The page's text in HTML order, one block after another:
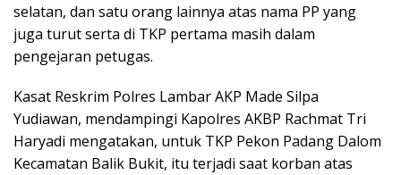
selatan, dan satu orang lainnya atas nama PP yang
juga turut serta di TKP pertama masih dalam
pengejaran petugas.
Kasat Reskrim Polres Lambar AKP Made Silpa
Yudiawan, mendampingi Kapolres AKBP Rachmat Tri
Haryadi mengatakan, untuk TKP Pekon Padang Dalom
Kecamatan Balik Bukit, itu terjadi saat korban atas